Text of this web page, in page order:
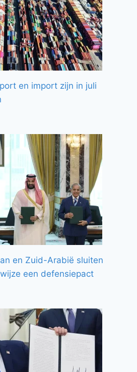
en import zijn in juli
en Zuid-Arabië sluiten
een defensiepact